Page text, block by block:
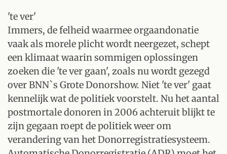
'te ver'
Immers, de felheid waarmee orgaandonatie
vaak als morele plicht wordt neergezet, schept
een klimaat waarin sommigen oplossingen
zoeken die 'te ver gaan', zoals nu wordt gezegd
over BNN`s Grote Donorshow. Niet 'te ver' gaat
kennelijk wat de politiek voorstelt. Nu het aantal
postmortale donoren in 2006 achteruit blijkt te
zijn gegaan roept de politiek weer om
verandering van het Donorregistratiesysteem.